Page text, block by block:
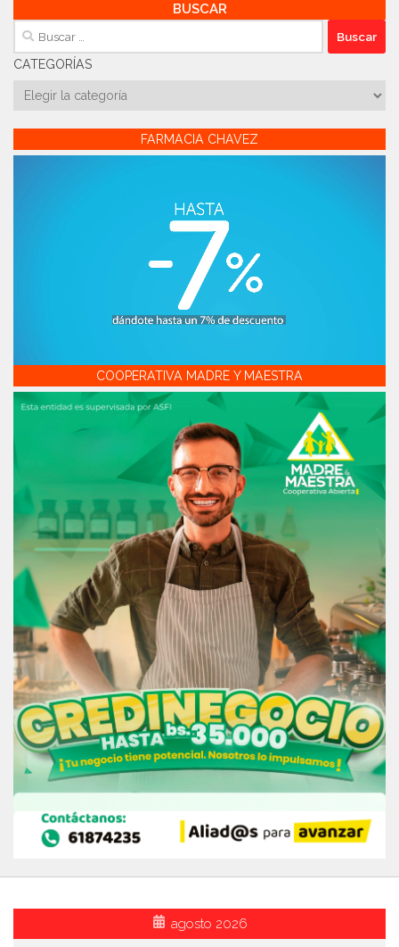
BUSCAR
Buscar:
CATEGORÍAS
Categorías
FARMACIA CHAVEZ
COOPERATIVA MADRE Y MAESTRA
agosto 2026